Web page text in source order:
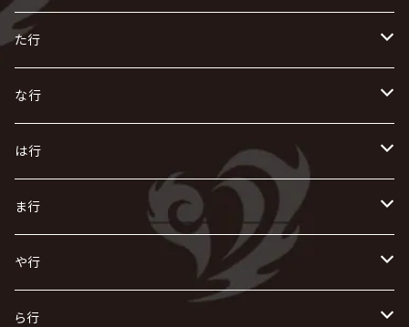
AIOLIN
Azavana
IKUO
exist†trace
う
VIRGE / ヴァージュ
Waive
UCHUSENTAI:NOIZ / 宇宙戦隊NOIZ
え
ACE OF SPADES
X JAPAN
LSN / The LEGENDARY SIX NINE
お
AURORIZE
OFIAM
怪人二十面奏
Kαin
き
KISAKI
キズ
く
Crack6
グラビティ
け
[ kei ] / 圭
仮病
こ
GOATBED
ゴールデンボンバー
さ
ザアザア
The THIRTEEN
し
Zeke Deux
Z CLEAR
す
Z CLEAR
超ジャシー
せ
ゼラ
零[Hz]
そ
SOPHIA
た行
た
DASEIN
DAIGO
ち
CHAQLA.
つ
て
D
と
な行
な
NIGHTMARE
NAZARE
に
NiEL
NICOLAS
ぬ
nurié
ね
は行
は
heidi.
H.U.G
ひ
HERO
ふ
ま行
ま
THE MICRO HEAD 4N'S
み
や行
や
ら行